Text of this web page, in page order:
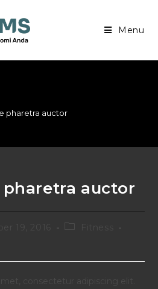
Menu
pharetra auctor
auctor
19, 2016
Fitness
consectetur adipiscing elit.